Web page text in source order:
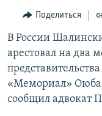
навигации
Вернутся
поиску
11 ЛЕТ ОККУПАЦИИ
ЕЩЕ
ИНТЕРАКТИВ
ИНФОГРАФИКА
ТЕЛЕПРОЕКТ
СОВЕТЫ
РАДІО СВОБОДА
КАК ОБОЙТИ
Українською
Поделиться
В России
арестовал на два
«Мемориал» Оюба
сообщил адвокат